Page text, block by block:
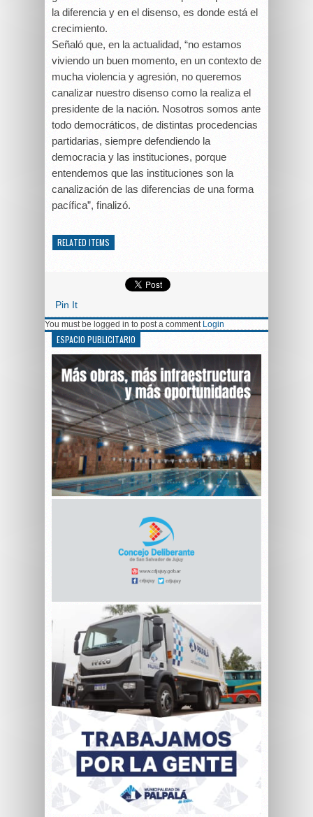
la diferencia y en el disenso, es donde está el
crecimiento.
Señaló que, en la actualidad, “no estamos
viviendo un buen momento, en un contexto de
mucha violencia y agresión, no queremos
canalizar nuestro disenso como la realiza el
presidente de la nación. Nosotros somos ante
todo democráticos, de distintas procedencias
partidarias, siempre defendiendo la
democracia y las instituciones, porque
entendemos que las instituciones son la
canalización de las diferencias de una forma
pacífica”, finalizó.
RELATED ITEMS
Pin It
You must be logged in to post a comment Login
ESPACIO PUBLICITARIO